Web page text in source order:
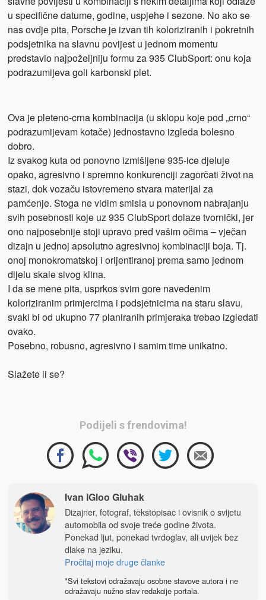
u specifične datume, godine, uspjehe i sezone. No ako se
nas ovdje pita, Porsche je izvan tih koloriziranih i pokretnih
podsjetnika na slavnu povijest u jednom momentu
predstavio najpoželjniju formu za 935 ClubSport: onu koja
podrazumijeva goli karbonski plet.
Ova je pleteno-crna kombinacija (u sklopu koje pod „crno“
podrazumijevam kotače) jednostavno izgleda bolesno
dobro.
Iz svakog kuta od ponovno izmišljene 935-ice djeluje
opako, agresivno i spremno konkurenciji zagorčati život na
stazi, dok vozaču istovremeno stvara materijal za
pamćenje. Stoga ne vidim smisla u ponovnom nabrajanju
svih posebnosti koje uz 935 ClubSport dolaze tvornički, jer
ono najposebnije stoji upravo pred vašim očima – vječan
dizajn u jednoj apsolutno agresivnoj kombinaciji boja. Tj.
onoj monokromatskoj i orijentiranoj prema samo jednom
dijelu skale sivog klina.
I da se mene pita, usprkos svim gore navedenim
koloriziranim primjercima i podsjetnicima na staru slavu,
svaki bi od ukupno 77 planiranih primjeraka trebao izgledati
ovako.
Posebno, robusno, agresivno i samim time unikatno.
Slažete li se?
Podijeli s frendovima!
Ivan IGloo Gluhak
Dizajner, fotograf, tekstopisac i ovisnik o svijetu
automobila od svoje treće godine života.
Ponekad ljut, ponekad tvrdoglav, ali uvijek bez
dlake na jeziku.
Pročitaj moje druge članke
*Svi tekstovi odražavaju osobne stavove autora i ne
odražavaju nužno stav redakcije portala.